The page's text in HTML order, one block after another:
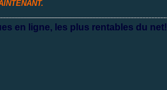
en ligne, les plus rentables du net!